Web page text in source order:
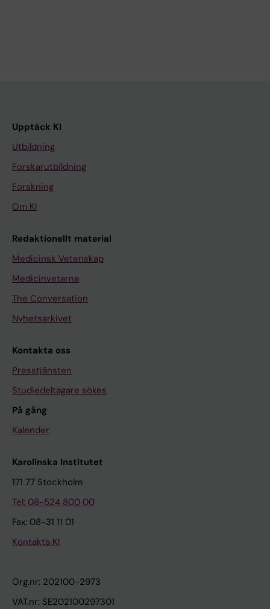
Upptäck KI
Utbildning
Forskarutbildning
Forskning
Om KI
Redaktionellt material
Medicinsk Vetenskap
Medicinvetarna
The Conversation
Nyhetsarkivet
Kontakta oss
Presstjänsten
Studiedeltagare sökes
På gång
Kalender
Karolinska Institutet
171 77 Stockholm
Tel: 08-524 800 00
Fax: 08-31 11 01
Kontakta KI
Org.nr: 202100-2973
VAT.nr: SE202100297301